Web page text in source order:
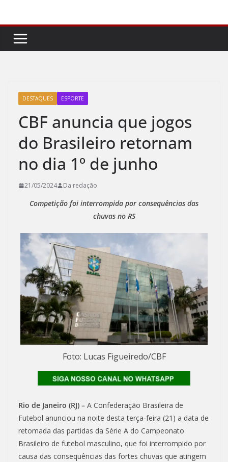
conteúdo
DESTAQUES ESPORTE
CBF anuncia que jogos
do Brasileiro retornam
no dia 1º de junho
21/05/2024 Da redação
Competição foi interrompida por consequências das
chuvas no RS
Foto: Lucas Figueiredo/CBF
Rio de Janeiro (RJ) – A Confederação Brasileira de
Futebol anunciou na noite desta terça-feira (21) a data de
retomada das partidas da Série A do Campeonato
Brasileiro de futebol masculino, que foi interrompido por
causa das consequências das fortes chuvas que atingem